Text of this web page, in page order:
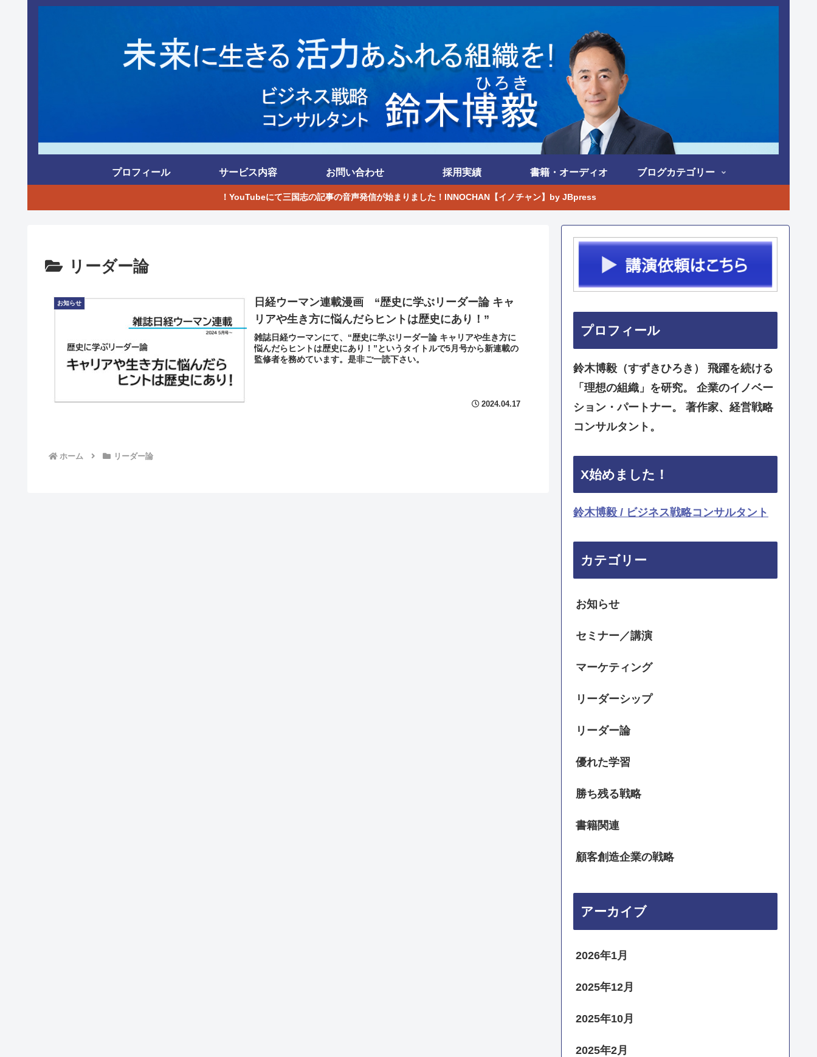
プロフィール サービス内容 お問い合わせ 採用実績 書籍・オーディオ ブログカテゴリー
！YouTubeにて三国志の記事の音声発信が始まりました！INNOCHAN【イノチャン】by JBpress
リーダー論
お知らせ
日経ウーマン連載漫画 “歴史に学ぶリーダー論 キャ
リアや生き方に悩んだらヒントは歴史にあり！”
雑誌日経ウーマンにて、“歴史に学ぶリーダー論 キャリアや生き方に
悩んだらヒントは歴史にあり！”というタイトルで5月号から新連載の
監修者を務めています。是非ご一読下さい。
2024.04.17
ホーム リーダー論
プロフィール
鈴木博毅（すずきひろき） 飛躍を続ける
「理想の組織」を研究。 企業のイノベー
ション・パートナー。 著作家、経営戦略
コンサルタント。
X始めました！
鈴木博毅 / ビジネス戦略コンサルタント
カテゴリー
お知らせ
セミナー／講演
マーケティング
リーダーシップ
リーダー論
優れた学習
勝ち残る戦略
書籍関連
顧客創造企業の戦略
アーカイブ
2026年1月
2025年12月
2025年10月
2025年2月